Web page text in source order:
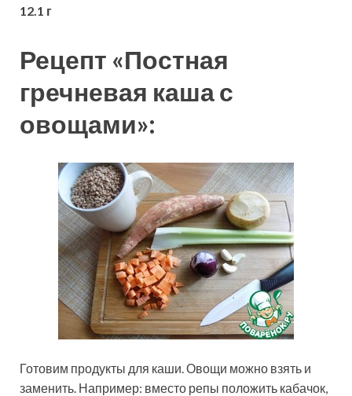
12.1 г
Рецепт «Постная
гречневая каша с
овощами»:
Готовим продукты для каши. Овощи можно взять и
заменить. Например: вместо репы положить кабачок,